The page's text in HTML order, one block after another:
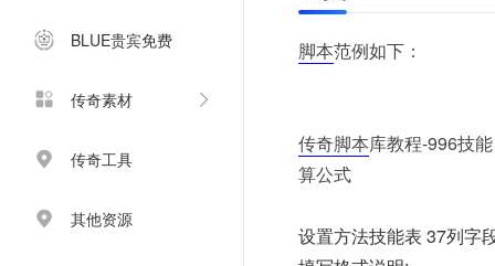
BLUE贵宾免费
传奇素材
传奇工具
其他资源
脚本范例如下：
传奇脚本库教程-996技
算公式
设置方法技能表 37列字